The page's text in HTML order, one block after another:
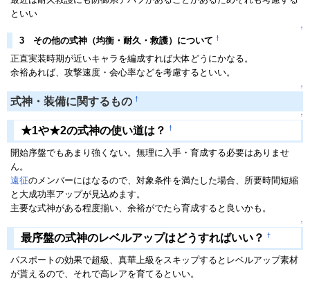
といい
↑
3 その他の式神（均衡・耐久・救護）について †
正直実装時期が近いキャラを編成すれば大体どうにかなる。
余裕あれば、攻撃速度・会心率などを考慮するといい。
↑
式神・装備に関するもの †
↑
★1や★2の式神の使い道は？ †
開始序盤でもあまり強くない。無理に入手・育成する必要はありませ
ん。
遠征のメンバーにはなるので、対象条件を満たした場合、所要時間短縮
と大成功率アップが見込めます。
主要な式神がある程度揃い、余裕がでたら育成すると良いかも。
↑
最序盤の式神のレベルアップはどうすればいい？ †
パスポートの効果で超級、真華上級をスキップするとレベルアップ素材
が貰えるので、それで高レアを育てるといい。